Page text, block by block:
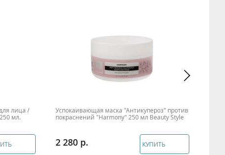
лица /
мл.
Успокаивающая маска "Антикупероз" против
покраснений "Harmony" 250 мл Beauty Style
2 280 КУПИТЬ